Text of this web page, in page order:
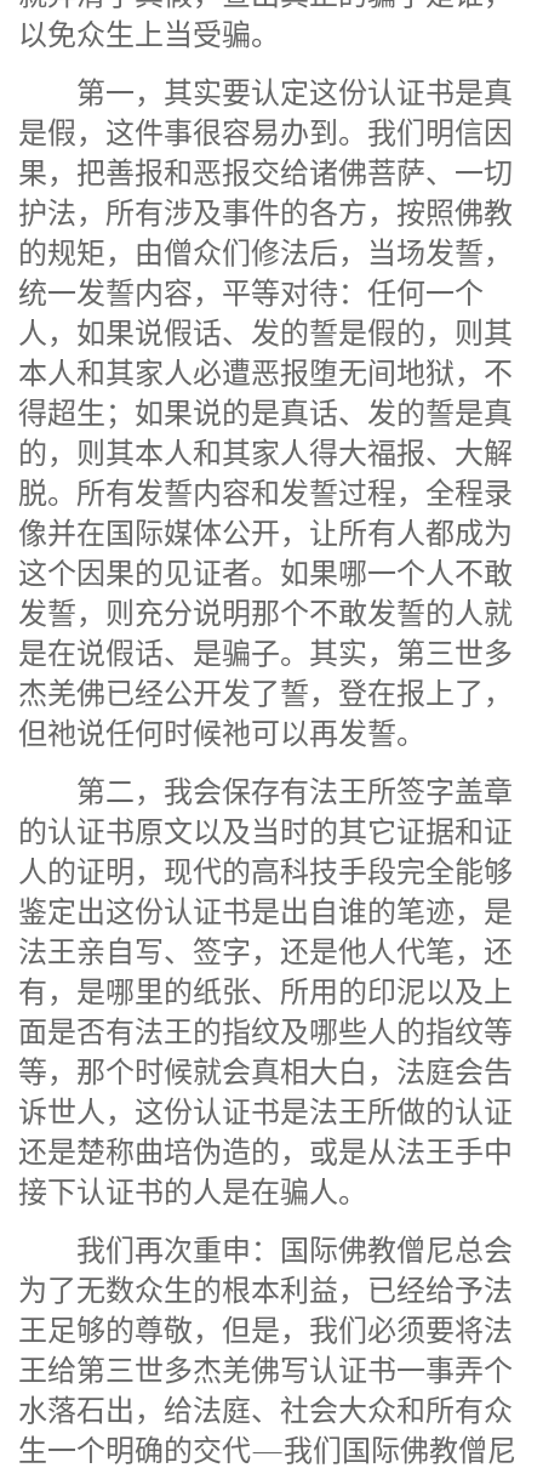
以免众生上当受骗。
第一，其实要认定这份认证书是真
是假，这件事很容易办到。我们明信因
果，把善报和恶报交给诸佛菩萨、一切
护法，所有涉及事件的各方，按照佛教
的规矩，由僧众们修法后，当场发誓，
统一发誓内容，平等对待：任何一个
人，如果说假话、发的誓是假的，则其
本人和其家人必遭恶报堕无间地狱，不
得超生；如果说的是真话、发的誓是真
的，则其本人和其家人得大福报、大解
脱。所有发誓内容和发誓过程，全程录
像并在国际媒体公开，让所有人都成为
这个因果的见证者。如果哪一个人不敢
发誓，则充分说明那个不敢发誓的人就
是在说假话、是骗子。其实，第三世多
杰羌佛已经公开发了誓，登在报上了，
但祂说任何时候祂可以再发誓。
第二，我会保存有法王所签字盖章
的认证书原文以及当时的其它证据和证
人的证明，现代的高科技手段完全能够
鉴定出这份认证书是出自谁的笔迹，是
法王亲自写、签字，还是他人代笔，还
有，是哪里的纸张、所用的印泥以及上
面是否有法王的指纹及哪些人的指纹等
等，那个时候就会真相大白，法庭会告
诉世人，这份认证书是法王所做的认证
还是楚称曲培伪造的，或是从法王手中
接下认证书的人是在骗人。
我们再次重申：国际佛教僧尼总会
为了无数众生的根本利益，已经给予法
王足够的尊敬，但是，我们必须要将法
王给第三世多杰羌佛写认证书一事弄个
水落石出，给法庭、社会大众和所有众
生一个明确的交代—我们国际佛教僧尼